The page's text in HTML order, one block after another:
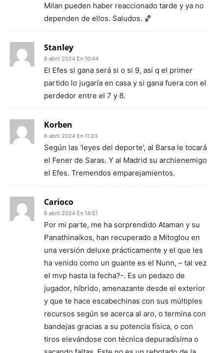
Milan pueden haber reaccionado tarde y ya no
dependen de ellos. Saludos. 🏀
Stanley
6 abril 2024 En 10:44
El Efes si gana será si o si 9, así q el primer
partido lo jugaría en casa y si gana fuera con el
perdedor entre el 7 y 8.
Korben
6 abril 2024 En 11:23
Según las ‘leyes del deporte’, al Barsa le tocará
el Fener de Saras. Y al Madrid su archienemigo
el Efes. Tremendos emparejamientos.
Carioco
6 abril 2024 En 14:51
Por mi parte, me ha sorprendido Ataman y su
Panathinaikos, han recuperado a Mitoglou en
una versión deluxe prácticamente y el que les
ha venido como un guante es el Nunn, – tal vez
el mvp hasta la fecha?-. Es un pedazo de
jugador, híbrido, amenazante desde el exterior
y que te hace escabechinas con sus múltiples
recursos según se acerca al aro, o termina con
bandejas gracias a su potencia física, o con
tiros elevándose con técnica depuradísima o